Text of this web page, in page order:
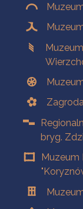
bryg.
Muzeum